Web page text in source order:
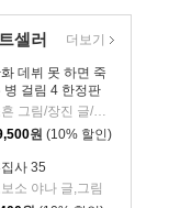
셀러
데뷔 못 하면 죽
병 걸림 4 한정판
소흔 그림/장진 글/백덕수 원저
원 (10% 할인)
사 35
소 야나 글,그림
더보기